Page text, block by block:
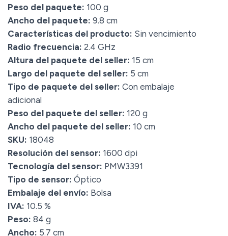
Peso del paquete: 100 g
Ancho del paquete: 9.8 cm
Características del producto: Sin vencimiento
Radio frecuencia: 2.4 GHz
Altura del paquete del seller: 15 cm
Largo del paquete del seller: 5 cm
Tipo de paquete del seller: Con embalaje
adicional
Peso del paquete del seller: 120 g
Ancho del paquete del seller: 10 cm
SKU: 18048
Resolución del sensor: 1600 dpi
Tecnología del sensor: PMW3391
Tipo de sensor: Óptico
Embalaje del envío: Bolsa
IVA: 10.5 %
Peso: 84 g
Ancho: 5.7 cm